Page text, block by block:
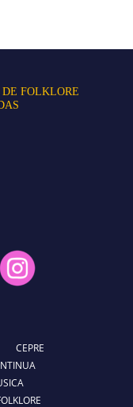
FOLKLORE
CEPRE